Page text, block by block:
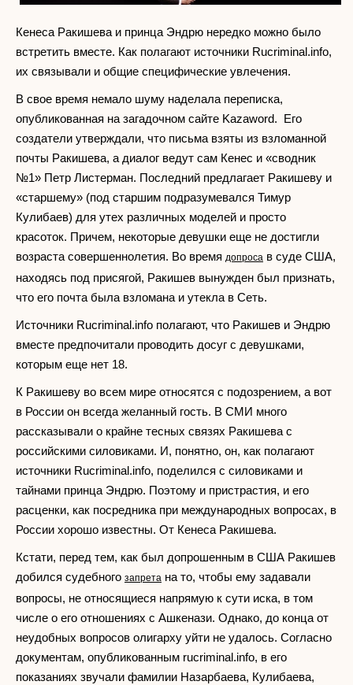
Кенеса Ракишева и принца Эндрю нередко можно было
встретить вместе. Как полагают источники Rucriminal.info,
их связывали и общие специфические увлечения.
В свое время немало шуму наделала переписка,
опубликованная на загадочном сайте Kazaword. Его
создатели утверждали, что письма взяты из взломанной
почты Ракишева, а диалог ведут сам Кенес и «сводник
№1» Петр Листерман. Последний предлагает Ракишеву и
«старшему» (под старшим подразумевался Тимур
Кулибаев) для утех различных моделей и просто
красоток. Причем, некоторые девушки еще не достигли
возраста совершеннолетия. Во время допроса в суде США,
находясь под присягой, Ракишев вынужден был признать,
что его почта была взломана и утекла в Сеть.
Источники Rucriminal.info полагают, что Ракишев и Эндрю
вместе предпочитали проводить досуг с девушками,
которым еще нет 18.
К Ракишеву во всем мире относятся с подозрением, а вот
в России он всегда желанный гость. В СМИ много
рассказывали о крайне тесных связях Ракишева с
российскими силовиками. И, понятно, он, как полагают
источники Rucriminal.info, поделился с силовиками и
тайнами принца Эндрю. Поэтому и пристрастия, и его
расценки, как посредника при международных вопросах, в
России хорошо известны. От Кенеса Ракишева.
Кстати, перед тем, как был допрошенным в США Ракишев
добился судебного запрета на то, чтобы ему задавали
вопросы, не относящиеся напрямую к сути иска, в том
числе о его отношениях с Ашкенази. Однако, до конца от
неудобных вопросов олигарху уйти не удалось. Согласно
документам, опубликованным rucriminal.info, в его
показаниях звучали фамилии Назарбаева, Кулибаева,